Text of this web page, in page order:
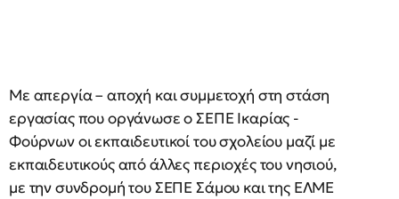
Με απεργία – αποχή και συμμετοχή στη στάση
εργασίας που οργάνωσε ο ΣΕΠΕ Ικαρίας -
Φούρνων οι εκπαιδευτικοί του σχολείου μαζί με
εκπαιδευτικούς από άλλες περιοχές του νησιού,
με την συνδρομή του ΣΕΠΕ Σάμου και της ΕΛΜΕ